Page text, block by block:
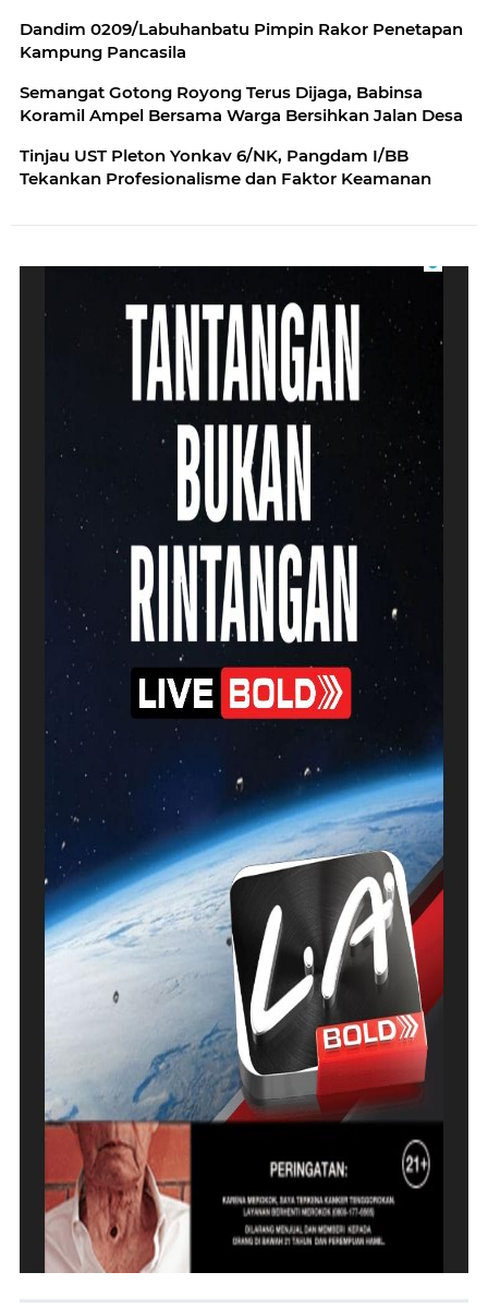
Dandim 0209/Labuhanbatu Pimpin Rakor Penetapan
Kampung Pancasila
Semangat Gotong Royong Terus Dijaga, Babinsa
Koramil Ampel Bersama Warga Bersihkan Jalan Desa
Tinjau UST Pleton Yonkav 6/NK, Pangdam I/BB
Tekankan Profesionalisme dan Faktor Keamanan